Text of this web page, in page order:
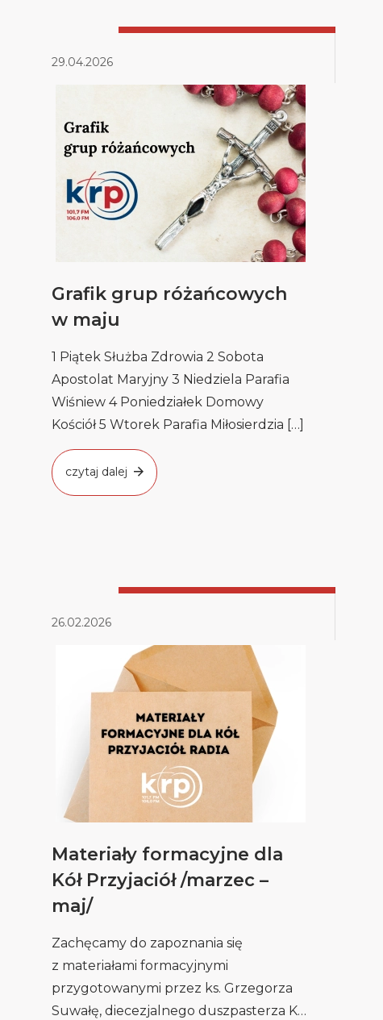
29.04.2026
Grafik grup różańcowych
w maju
1 Piątek Służba Zdrowia 2 Sobota
Apostolat Maryjny 3 Niedziela Parafia
Wiśniew 4 Poniedziałek Domowy
Kościół 5 Wtorek Parafia Miłosierdzia […]
czytaj dalej
26.02.2026
Materiały formacyjne dla
Kół Przyjaciół /marzec –
maj/
Zachęcamy do zapoznania się
z materiałami formacyjnymi
przygotowanymi przez ks. Grzegorza
Suwałę, diecezjalnego duszpasterza Kół